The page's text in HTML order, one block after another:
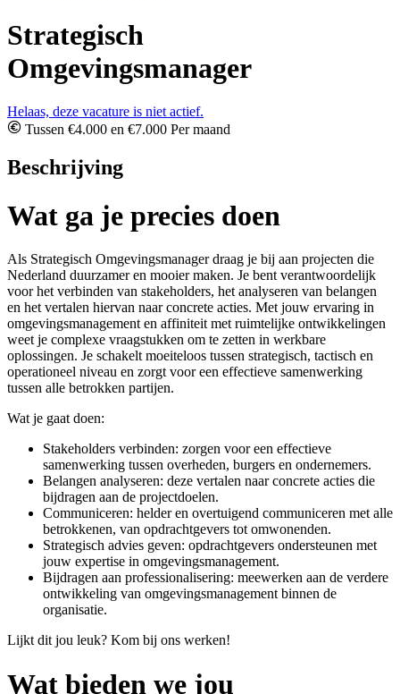
Strategisch
Omgevingsmanager
Helaas, deze vacature is niet actief.
Tussen €4.000 en €7.000 Per maand
Beschrijving
Wat ga je precies doen
Als Strategisch Omgevingsmanager draag je bij aan projecten die
Nederland duurzamer en mooier maken. Je bent verantwoordelijk
voor het verbinden van stakeholders, het analyseren van belangen
en het vertalen hiervan naar concrete acties. Met jouw ervaring in
omgevingsmanagement en affiniteit met ruimtelijke ontwikkelingen
weet je complexe vraagstukken om te zetten in werkbare
oplossingen. Je schakelt moeiteloos tussen strategisch, tactisch en
operationeel niveau en zorgt voor een effectieve samenwerking
tussen alle betrokken partijen.
Wat je gaat doen:
Stakeholders verbinden: zorgen voor een effectieve
samenwerking tussen overheden, burgers en ondernemers.
Belangen analyseren: deze vertalen naar concrete acties die
bijdragen aan de projectdoelen.
Communiceren: helder en overtuigend communiceren met alle
betrokkenen, van opdrachtgevers tot omwonenden.
Strategisch advies geven: opdrachtgevers ondersteunen met
jouw expertise in omgevingsmanagement.
Bijdragen aan professionalisering: meewerken aan de verdere
ontwikkeling van omgevingsmanagement binnen de
organisatie.
Lijkt dit jou leuk? Kom bij ons werken!
Wat bieden we jou